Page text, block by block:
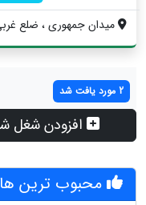
میدان جمهوری ، ضلع غربی
2 مورد یافت شد
افزودن شغل
محبوب ترین